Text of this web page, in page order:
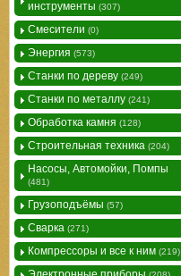
инструменты (307)
Смесители (0)
Энергия (573)
Станки по дереву (249)
Станки по металлу (241)
Обработка камня (128)
Строительная техника (204)
Насосы, Автомойки, Помпы
(481)
Грузоподъёмы (57)
Сварка (271)
Компрессоры и все к ним (219)